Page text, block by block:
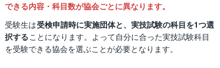
できる内容・科目数が協会ごとに異なります。
受験生は受検申請時に実施団体と、実技試験の科目を1つ選
択することになります。よって自分に合った実技試験科目
を受験できる協会を選ぶことが必要となります。